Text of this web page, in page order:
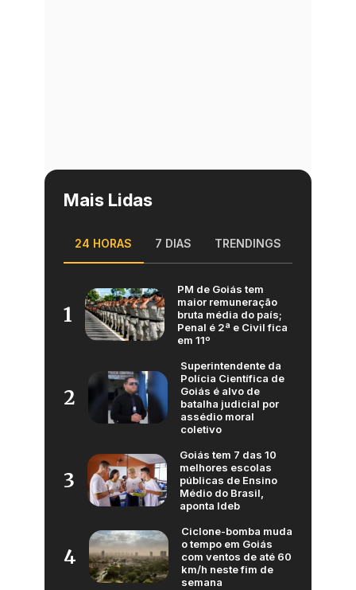
Mais Lidas
24 HORAS 7 DIAS TRENDINGS
1
PM de Goiás tem
maior remuneração
bruta média do país;
Penal é 2ª e Civil fica
em 11º
2
Superintendente da
Polícia Científica de
Goiás é alvo de
batalha judicial por
assédio moral
coletivo
3
Goiás tem 7 das 10
melhores escolas
públicas de Ensino
Médio do Brasil,
aponta Ideb
4
Ciclone-bomba muda
o tempo em Goiás
com ventos de até 60
km/h neste fim de
semana